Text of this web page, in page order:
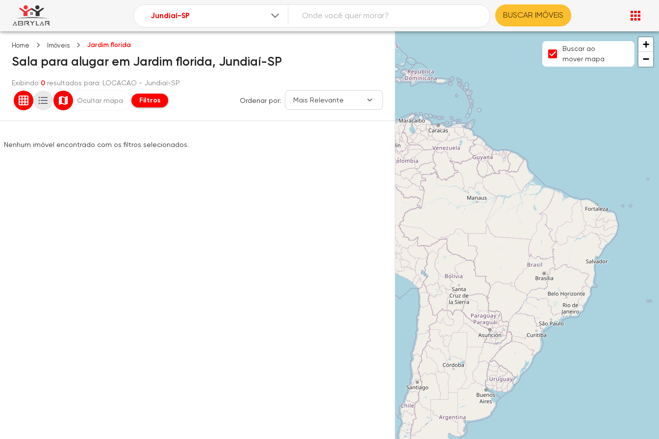
BUSCAR IMÓVEIS
Home Imóveis Jardim florida
Sala para alugar em Jardim florida, Jundiaí-SP
Exibindo 0 resultados para: LOCACAO - Jundiaí-SP
Ocultar mapa Filtros Ordenar por: Mais Relevante
Nenhum imóvel encontrado com os filtros selecionados.
+
−
Buscar ao
mover mapa